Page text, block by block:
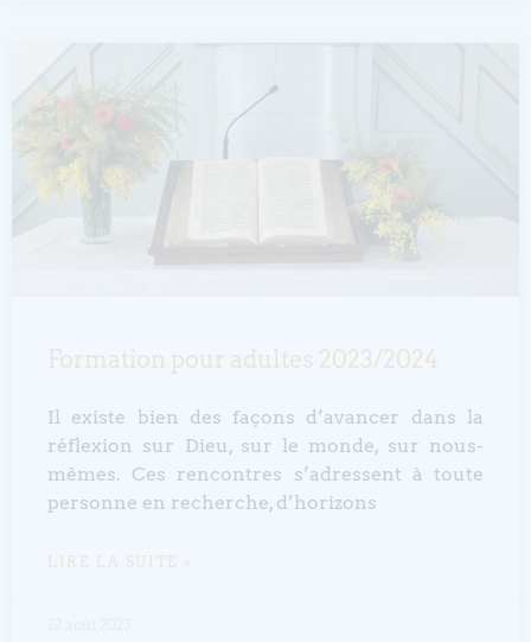
Formation pour adultes 2023/2024
Il existe bien des façons d’avancer dans la
réflexion sur Dieu, sur le monde, sur nous-
mêmes. Ces rencontres s’adressent à toute
personne en recherche, d’horizons
LIRE LA SUITE »